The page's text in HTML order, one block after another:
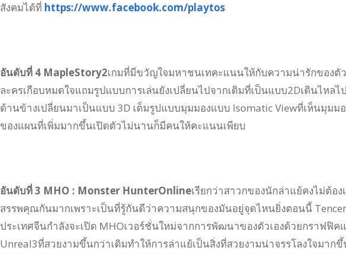
สังคมได้ที่ https://www.facebook.com/playtos
อันดับที่ 4 MapleStory2เกมที่มีขวัญใจมหาชนเทคะแนนให้กับความน่ารักของตัว
ละครเกือบหมดใจแถมรูปแบบการเล่นยังเปลี่ยนไปจากเดิมที่เป็นแบบ2Dเดินไหลไ
ด้านข้างเปลี่ยนมาเป็นแบบ 3D เต็มรูปแบบมุมมองแบบ Isomatic Viewที่เห็นมุมม
ของแผนที่เพิ่มมากขึ้นเปิดตัวไม่นานก็มีคนให้คะแนนเพียบ
อันดับที่ 3 MHO : Monster HunterOnlineเรียกว่าสาวกของนักล่าแย้คงไม่ต้อง
สรรพคุณกันมากเพราะเป็นที่รู้กันดีว่าความสนุกของมันอยู่จุดไหนยิ่งตอนนี้
ประเทศจีนกำลังจะเปิด MHOเวอร์ชั่นใหม่จากการพัฒนาของตัวเองด้วยกราฟฟิค
Unreal3ที่สวยงามขึ้นกว่าเดิมทำให้การล่าแย้เป็นสิ่งที่สวยงามน่าจรรโลงใจมากขึ้